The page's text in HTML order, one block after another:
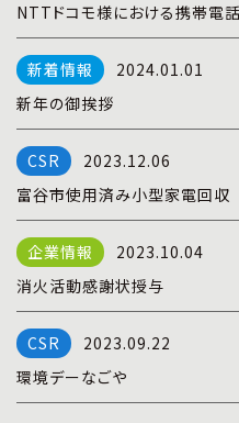
NTTドコモ様における携帯電
2024.01.01
新年の御挨拶
2023.12.06
富谷市使用済み小型家電回収
2023.10.04
消火活動感謝状授与
2023.09.22
環境デーなごや